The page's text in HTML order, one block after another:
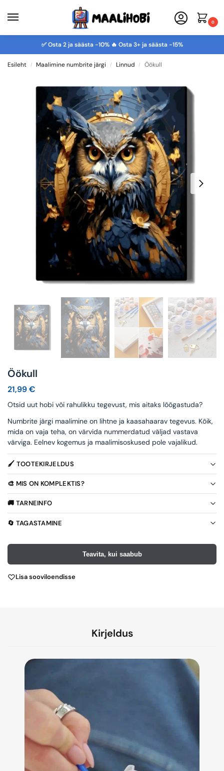
0
✅ Osta 2 ja säästa -10% 🔥 Osta 3+ ja säästa -15%
Esileht / Maalimine numbrite järgi / Linnud / Öökull
Öökull
21,99€
Otsid uut hobi või rahulikku tegevust, mis aitaks lõõgastuda?
Numbrite järgi maalimine on lihtne ja kaasahaarav tegevus. Kõik,
mida on vaja teha, on värvida nummerdatud väljad vastava
värviga. Eelnev kogemus ja maalimisoskused pole vajalikud.
🖌️ TOOTEKIRJELDUS
🎨 MIS ON KOMPLEKTIS?
🚚 TARNEINFO
🔄 TAGASTAMINE
Teavita, kui saabub
Lisa sooviloendisse
Kirjeldus